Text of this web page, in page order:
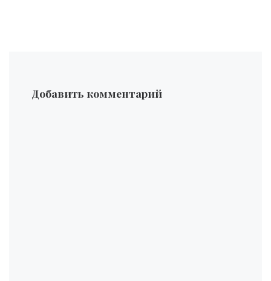
Добавить комментарий